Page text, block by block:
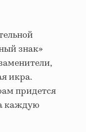
знак»
икра.
придется
каждую